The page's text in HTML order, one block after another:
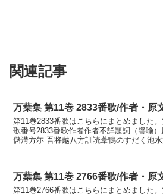
関連記事
万葉集 第11巻 2833番歌/作者・原
第11巻2833番歌はこちらにまとめました
歌番号2833番歌作者作者不詳題詞（譬喩
儲溝方尓 吾将越八方訓読葦鴨のすだく池
万葉集 第11巻 2766番歌/作者・原
第11巻2766番歌はこちらにまとめました